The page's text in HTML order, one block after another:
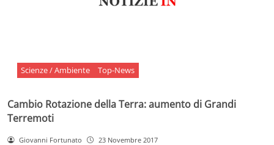
Scienze / Ambiente Top-News
Cambio Rotazione della Terra: aumento di Grandi
Terremoti
Giovanni Fortunato 23 Novembre 2017